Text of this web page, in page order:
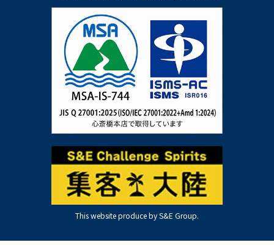
This website produce by S&E Group.